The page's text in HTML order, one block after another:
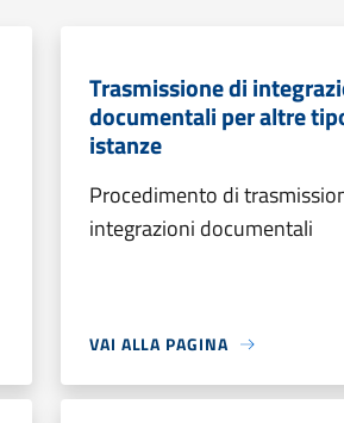
Trasmissione di
documentali per altre
istanze
Procedimento di
integrazioni documentali
VAI ALLA PAGINA